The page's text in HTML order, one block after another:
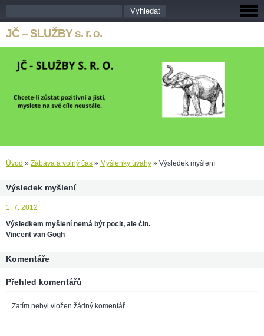
JČ – SLUŽBY s. r. o.
Úvod » Zábava a volný čas » Myšlenky úvahy » Výsledek myšlení
Výsledek myšlení
1. 7. 2012
Výsledkem myšlení nemá být pocit, ale čin.
Vincent van Gogh
Komentáře
Přehled komentářů
Zatím nebyl vložen žádný komentář